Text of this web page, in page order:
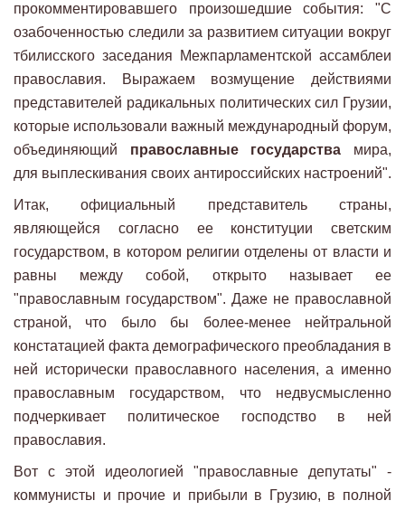
прокомментировавшего произошедшие события: "С
озабоченностью следили за развитием ситуации вокруг
тбилисского заседания Межпарламентской ассамблеи
православия. Выражаем возмущение действиями
представителей радикальных политических сил Грузии,
которые использовали важный международный форум,
объединяющий православные государства мира,
для выплескивания своих антироссийских настроений".
Итак, официальный представитель страны,
являющейся согласно ее конституции светским
государством, в котором религии отделены от власти и
равны между собой, открыто называет ее
"православным государством". Даже не православной
страной, что было бы более-менее нейтральной
констатацией факта демографического преобладания в
ней исторически православного населения, а именно
православным государством, что недвусмысленно
подчеркивает политическое господство в ней
православия.
Вот с этой идеологией "православные депутаты" -
коммунисты и прочие и прибыли в Грузию, в полной